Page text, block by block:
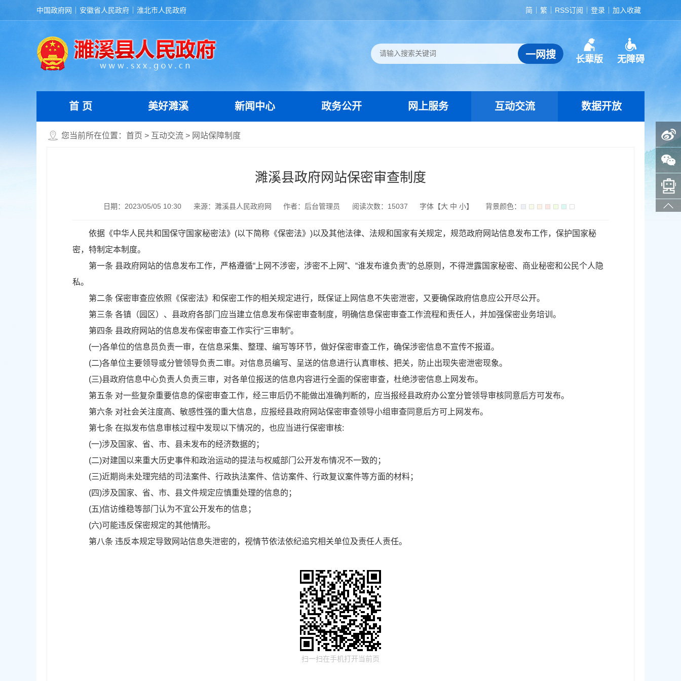
中国政府网 安徽省人民政府 淮北市人民政府 简 繁 RSS订阅 登录 加入收藏
长辈版 无障碍
首 页 美好濉溪 新闻中心 政务公开 网上服务 互动交流 数据开放
您当前所在位置： 首页 > 互动交流 > 网站保障制度
濉溪县政府网站保密审查制度
日期：2023/05/05 10:30 来源：濉溪县人民政府网 作者：后台管理员 阅读次数： 15037 字体【大 中 小】 背景颜色：
依据《中华人民共和国保守国家秘密法》(以下简称《保密法》)以及其他法律、法规和国家有关规定，规范政府网站信息发布工作，保护国家秘
密，特制定本制度。
第一条 县政府网站的信息发布工作，严格遵循“上网不涉密，涉密不上网”、“谁发布谁负责”的总原则，不得泄露国家秘密、商业秘密和公民个人隐
私。
第二条 保密审查应依照《保密法》和保密工作的相关规定进行，既保证上网信息不失密泄密，又要确保政府信息应公开尽公开。
第三条 各镇（园区）、县政府各部门应当建立信息发布保密审查制度，明确信息保密审查工作流程和责任人，并加强保密业务培训。
第四条 县政府网站的信息发布保密审查工作实行“三审制”。
(一)各单位的信息员负责一审，在信息采集、整理、编写等环节，做好保密审查工作，确保涉密信息不宣传不报道。
(二)各单位主要领导或分管领导负责二审。对信息员编写、呈送的信息进行认真审核、把关，防止出现失密泄密现象。
(三)县政府信息中心负责人负责三审，对各单位报送的信息内容进行全面的保密审查，杜绝涉密信息上网发布。
第五条 对一些复杂重要信息的保密审查工作，经三审后仍不能做出准确判断的，应当报经县政府办公室分管领导审核同意后方可发布。
第六条 对社会关注度高、敏感性强的重大信息，应报经县政府网站保密审查领导小组审查同意后方可上网发布。
第七条 在拟发布信息审核过程中发现以下情况的，也应当进行保密审核:
(一)涉及国家、省、市、县未发布的经济数据的；
(二)对建国以来重大历史事件和政治运动的提法与权威部门公开发布情况不一致的；
(三)近期尚未处理完结的司法案件、行政执法案件、信访案件、行政复议案件等方面的材料；
(四)涉及国家、省、市、县文件规定应慎重处理的信息的；
(五)信访维稳等部门认为不宜公开发布的信息；
(六)可能违反保密规定的其他情形。
第八条 违反本规定导致网站信息失泄密的，视情节依法依纪追究相关单位及责任人责任。
扫一扫在手机打开当前页